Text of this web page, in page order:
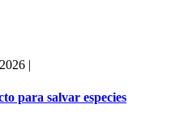
|
para salvar especies